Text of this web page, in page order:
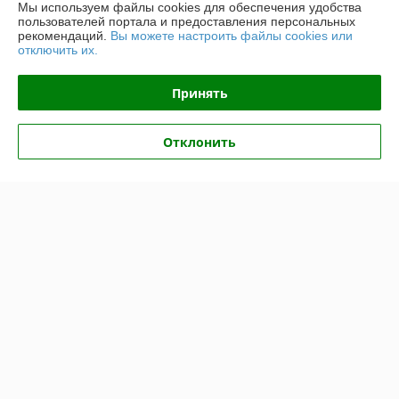
Контакты
Доставка и оплата
Мы используем файлы cookies для обеспечения удобства
пользователей портала и предоставления персональных
рекомендаций. Вы можете настроить файлы cookies или
отключить их.
Принять
Отклонить